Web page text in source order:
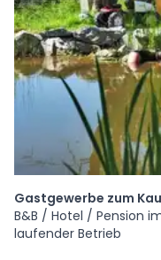
Gastgewerbe zum
B&B / Hotel / Pension
laufender Betrieb